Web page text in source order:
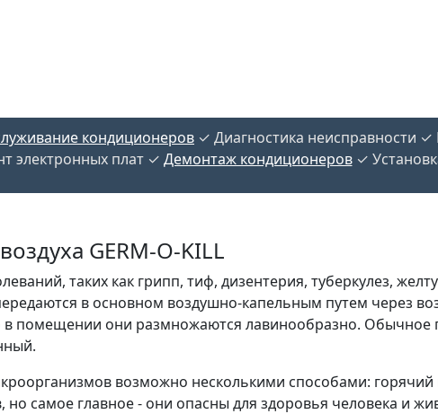
кондиционеров ✓ Диагностика неисправности ✓
электронных плат ✓ Демонтаж кондиционеров✓
GERM-O-KILL
таких как грипп, тиф, дизентерия, туберкулез,
в основном воздушно-капельным путем через
помещении они размножаются лавинообразно. Обычное
возможно несколькими способами: горячий
но самое главное - они опасны для здоровья человека и